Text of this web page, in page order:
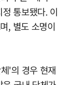
통보됐다. 이
, 별도 소명이
'의 경우 현재